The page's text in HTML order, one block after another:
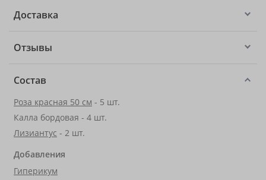
Доставка
Отзывы
Состав
Роза красная 50 см - 5 шт.
Калла бордовая - 4 шт.
Лизиантус - 2 шт.
Добавления
Гиперикум